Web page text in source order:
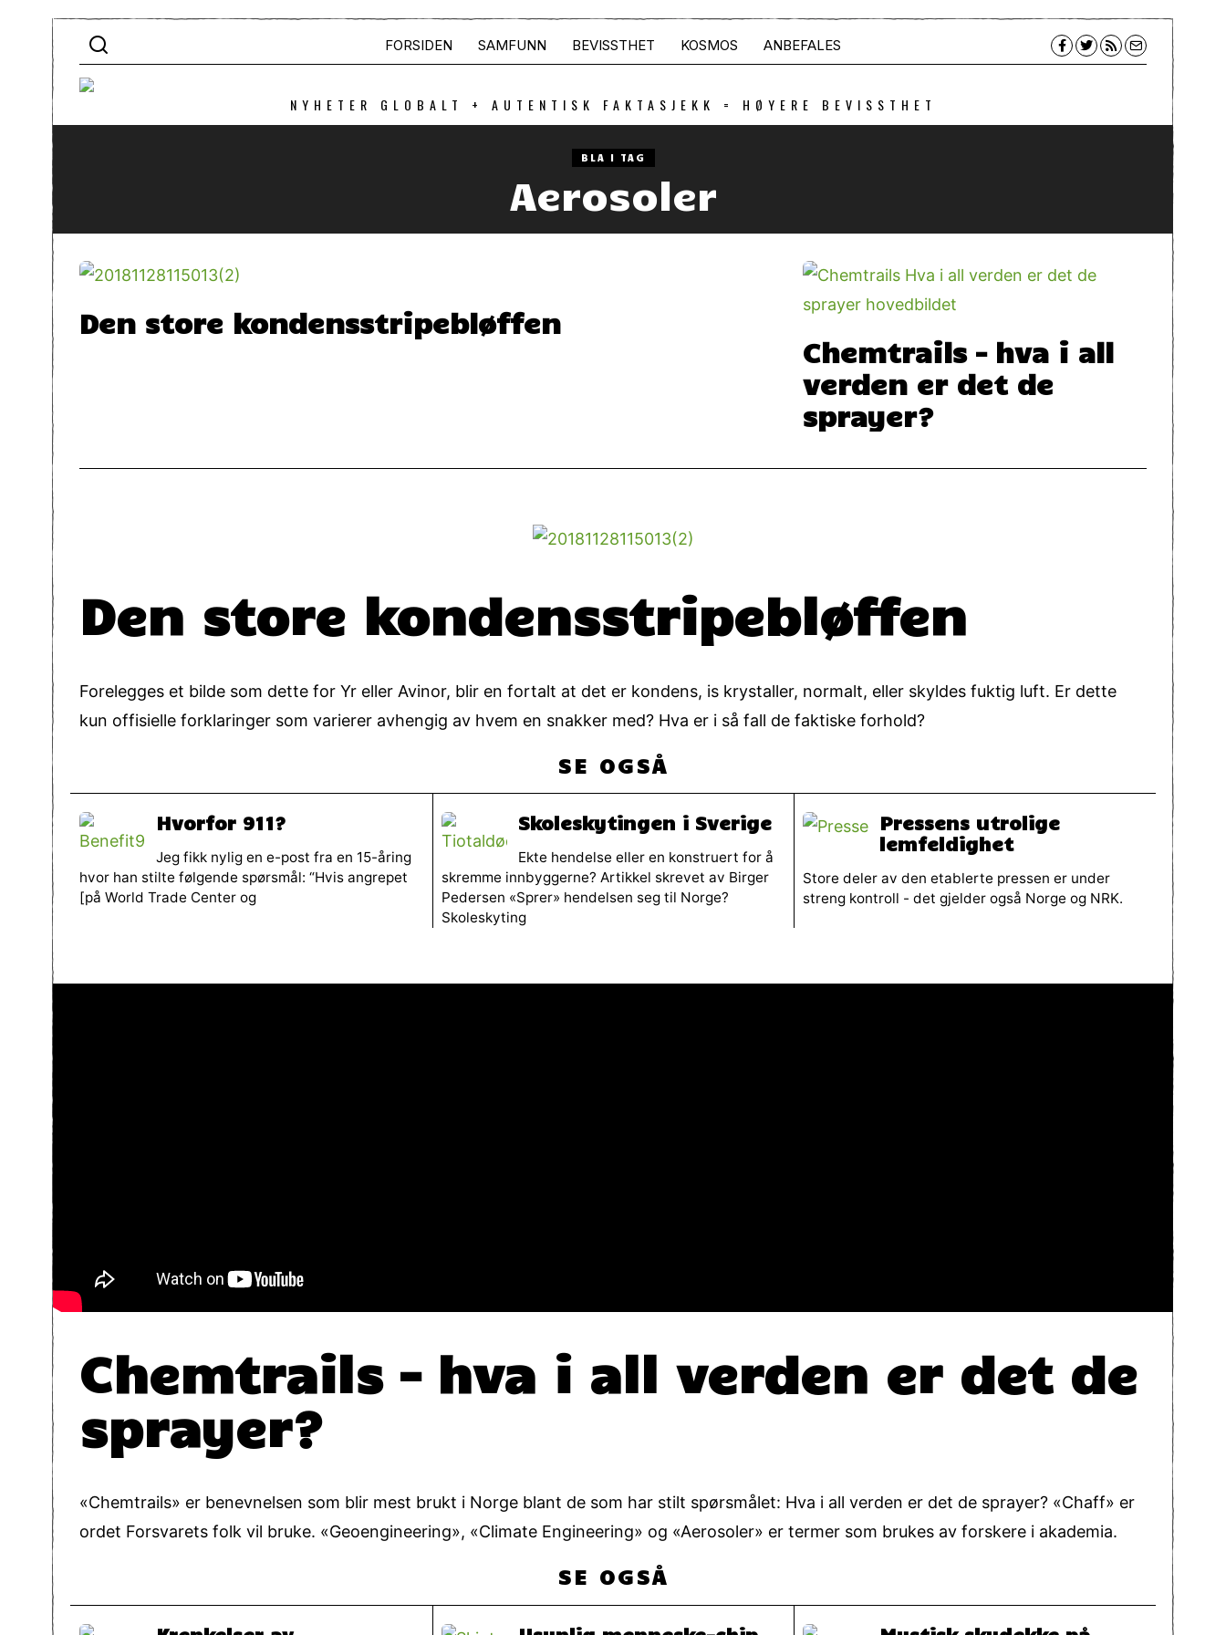
FORSIDEN SAMFUNN BEVISSTHET KOSMOS ANBEFALES
NYHETER GLOBALT + AUTENTISK FAKTASJEKK = HØYERE BEVISSTHET
BLA I TAG
Aerosoler
Den store kondensstripebløffen
Chemtrails – hva i all
verden er det de
sprayer?
Den store kondensstripebløffen
Forelegges et bilde som dette for Yr eller Avinor, blir en fortalt at det er kondens, is krystaller, normalt, eller skyldes fuktig luft. Er dette
kun offisielle forklaringer som varierer avhengig av hvem en snakker med? Hva er i så fall de faktiske forhold?
SE OGSÅ
Hvorfor 911?
Jeg fikk nylig en e-post fra en 15-åring
hvor han stilte følgende spørsmål: “Hvis angrepet
[på World Trade Center og
Skoleskytingen i Sverige
Ekte hendelse eller en konstruert for å
skremme innbyggerne? Artikkel skrevet av Birger
Pedersen «Sprer» hendelsen seg til Norge?
Skoleskyting
Pressens utrolige
lemfeldighet
Store deler av den etablerte pressen er under
streng kontroll - det gjelder også Norge og NRK.
Chemtrails – hva i all verden er det de
sprayer?
«Chemtrails» er benevnelsen som blir mest brukt i Norge blant de som har stilt spørsmålet: Hva i all verden er det de sprayer? «Chaff» er
ordet Forsvarets folk vil bruke. «Geoengineering», «Climate Engineering» og «Aerosoler» er termer som brukes av forskere i akademia.
SE OGSÅ